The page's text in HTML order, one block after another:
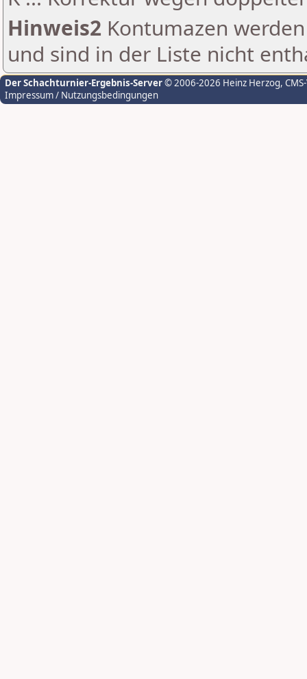
Hinweis2 Kontumazen
und sind in der Liste nicht
Der Schachturnier-Ergebnis-Server© 2006-2026 Heinz Herzog,
Impressum / Nutzungsbedingungen